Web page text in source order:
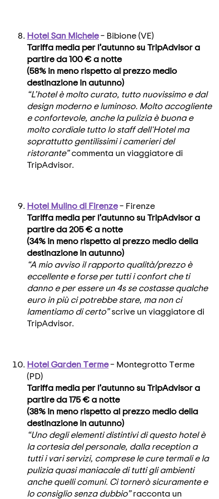
Hotel San Michele– Bibione (VE)
Tariffa media per l’autunno su TripAdvisor a
partire da 100 € a notte
(58% in meno rispetto al prezzo medio
destinazione in autunno)
“L’hotel è molto curato, tutto nuovissimo e dal
design moderno e luminoso. Molto accogliente
e confortevole, anche la pulizia è buona e
molto cordiale tutto lo staff dell'Hotel ma
soprattutto gentilissimi i camerieri del
ristorante”commenta un viaggiatore di
TripAdvisor.
Hotel Mulino di Firenze– Firenze
Tariffa media per l’autunno su TripAdvisor a
partire da 205 € a notte
(34% in meno rispetto al prezzo medio della
destinazione in autunno)
“A mio avviso il rapporto qualità/prezzo è
eccellente e forse per tutti i confort che ti
danno e per essere un 4s se costasse qualche
euro in più ci potrebbe stare, ma non ci
lamentiamo di certo”scrive un viaggiatore di
TripAdvisor.
Hotel Garden Terme– Montegrotto Terme
(PD)
Tariffa media per l’autunno su TripAdvisor a
partire da 175 € a notte
(38% in meno rispetto al prezzo medio della
destinazione in autunno)
“Uno degli elementi distintivi di questo hotel è
la cortesia del personale, dalla reception a
tutti i vari servizi, comprese le cure termali e la
pulizia quasi maniacale di tutti gli ambienti
anche quelli comuni. Ci tornerò sicuramente e
lo consiglio senza dubbio”racconta un